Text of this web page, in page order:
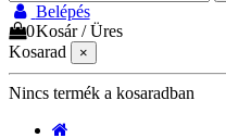
Belépés
0Kosár /Üres
Kosarad
×
Nincs termék a kosaradban